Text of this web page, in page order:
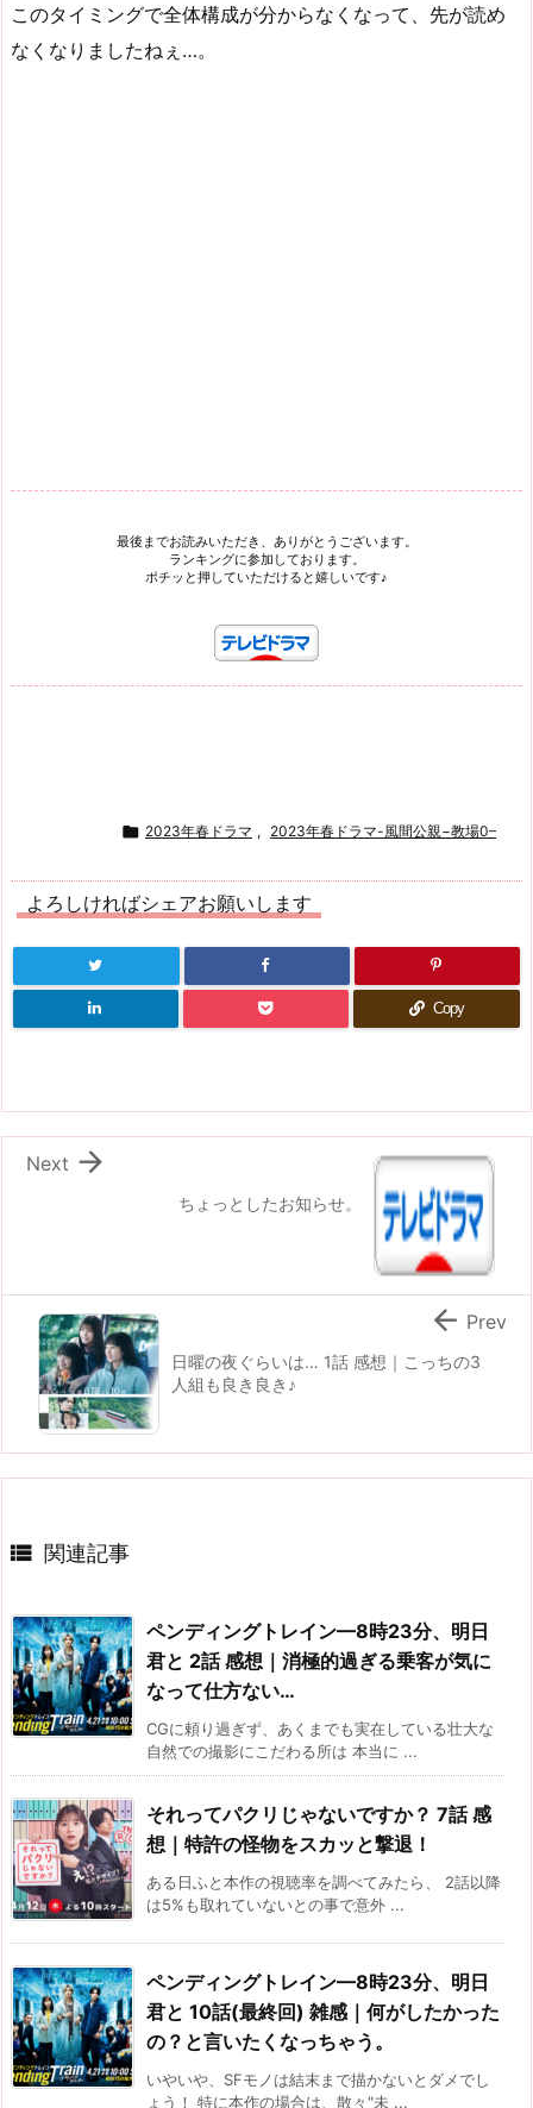
このタイミングで全体構成が分からなくなって、先が読め
なくなりましたねぇ…。
最後までお読みいただき、ありがとうございます。
ランキングに参加しております。
ポチッと押していただけると嬉しいです♪
 2023年春ドラマ , 2023年春ドラマ-風間公親−教場0–
よろしければシェアお願いします
Copy
ちょっとしたお知らせ。

Next
日曜の夜ぐらいは… 1話 感想｜こっちの3
人組も良き良き♪
 Prev
 関連記事
ペンディングトレイン—8時23分、明日
君と 2話 感想｜消極的過ぎる乗客が気に
なって仕方ない…
CGに頼り過ぎず、あくまでも実在している壮大な
自然での撮影にこだわる所は 本当に ...
それってパクリじゃないですか？ 7話 感
想｜特許の怪物をスカッと撃退！
ある日ふと本作の視聴率を調べてみたら、 2話以降
は5%も取れていないとの事で意外 ...
ペンディングトレイン—8時23分、明日
君と 10話(最終回) 雑感｜何がしたかった
の？と言いたくなっちゃう。
いやいや、SFモノは結末まで描かないとダメでし
ょう！ 特に本作の場合は、散々"未 ...